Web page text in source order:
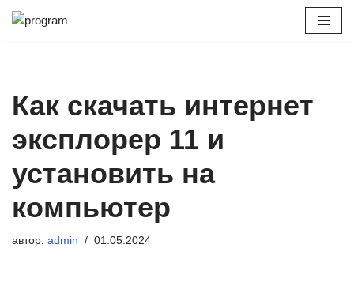
Как скачать интернет
эксплорер 11 и
установить на
компьютер
автор: admin 01.05.2024